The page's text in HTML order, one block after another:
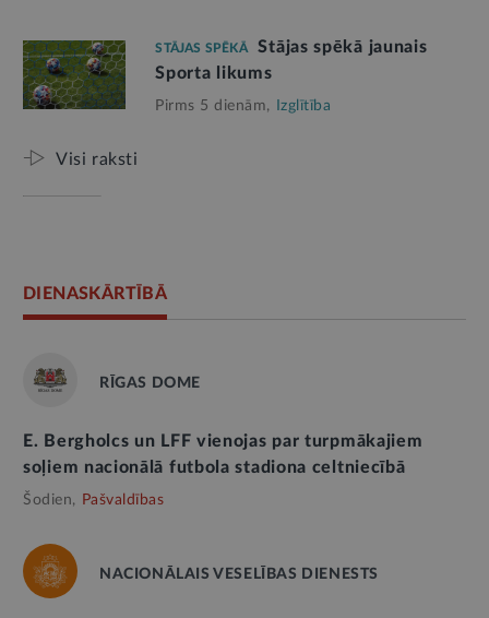
STĀJAS SPĒKĀ
Stājas spēkā jaunais
Sporta likums
Pirms 5 dienām, Izglītība
Visi raksti
DIENASKĀRTĪBĀ
RĪGAS DOME
E. Bergholcs un LFF vienojas par turpmākajiem
soļiem nacionālā futbola stadiona celtniecībā
Šodien, Pašvaldības
NACIONĀLAIS VESELĪBAS DIENESTS